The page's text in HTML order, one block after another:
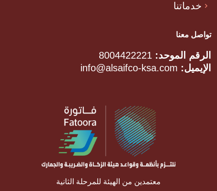
خدماتنا
تواصل معنا
الرقم الموحد:
الإيميل:
معتمدين من الهيئة للمرحلة الثانية